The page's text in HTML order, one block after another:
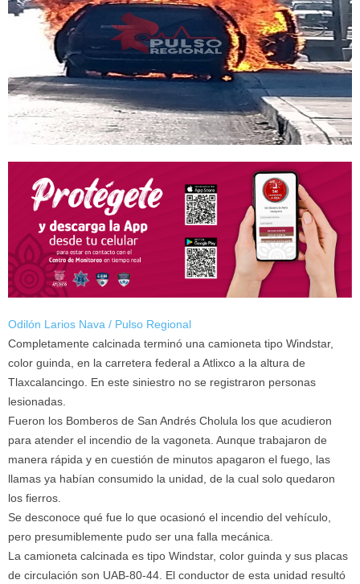
Odilón Larios Nava / Pulso Regional
Completamente calcinada terminó una camioneta tipo Windstar,
color guinda, en la carretera federal a Atlixco a la altura de
Tlaxcalancingo. En este siniestro no se registraron personas
lesionadas.
Fueron los Bomberos de San Andrés Cholula los que acudieron
para atender el incendio de la vagoneta. Aunque trabajaron de
manera rápida y en cuestión de minutos apagaron el fuego, las
llamas ya habían consumido la unidad, de la cual solo quedaron
los fierros.
Se desconoce qué fue lo que ocasionó el incendio del vehículo,
pero presumiblemente pudo ser una falla mecánica.
La camioneta calcinada es tipo Windstar, color guinda y sus placas
de circulación son UAB-80-44. El conductor de esta unidad resultó